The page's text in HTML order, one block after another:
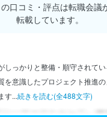
口コミ・評点は転職会議
転載しています。
しっかりと整備・順守されて
を意識したプロジェクト推進
す...続きを読む(全488文字)